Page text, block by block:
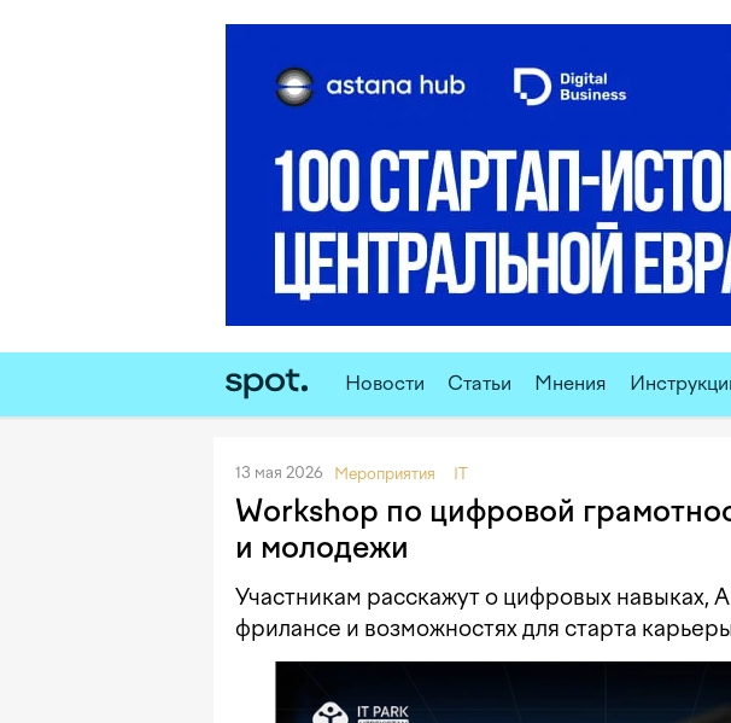
Новости Статьи Мнения
13 мая 2026 Мероприятия IT
Workshop по цифровой
и молодежи
Участникам расскажут о цифровых навыках,
фрилансе и возможностях для старта